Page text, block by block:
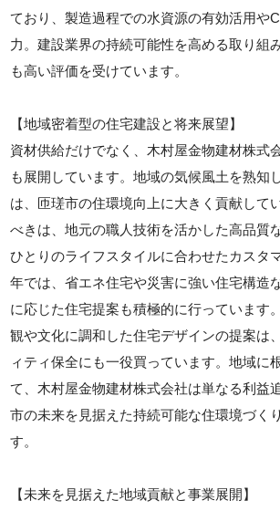
ており、製造過程での水資源の有効活用や
力。建設業界の持続可能性を高める取り組
も高い評価を受けています。
【地域密着型の住宅建設と将来展望】
資材供給だけでなく、木村屋金物建材株式
も展開しています。地域の気候風土を熟知
は、匝瑳市の住環境向上に大きく貢献して
べきは、地元の職人技術を活かした高品質
ひとりのライフスタイルに合わせたカスタ
年では、省エネ住宅や災害に強い住宅構造
に応じた住宅提案も積極的に行っています
観や文化に調和した住宅デザインの提案は
ィティ保全にも一役買っています。地域に
て、木村屋金物建材株式会社は単なる利益
市の未来を見据えた持続可能な住環境づく
す。
【未来を見据えた地域貢献と事業展開】